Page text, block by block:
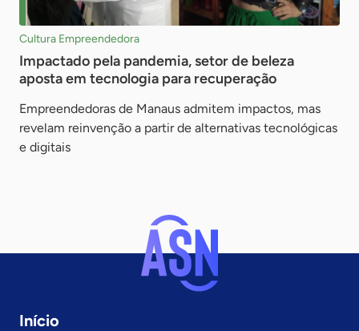
Cultura Empreendedora
Impactado pela pandemia, setor de beleza
aposta em tecnologia para recuperação
Empreendedoras de Manaus admitem impactos, mas
revelam reinvenção a partir de alternativas tecnológicas
e digitais
Início